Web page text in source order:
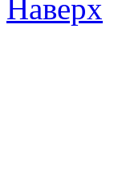
Наверх